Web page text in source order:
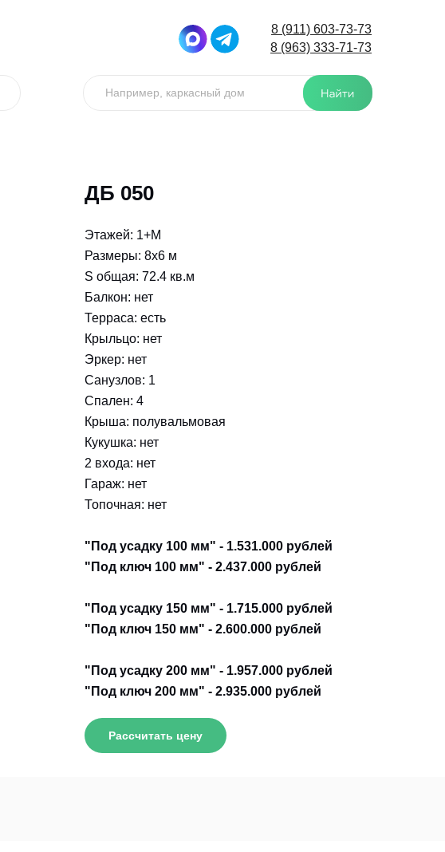
Например, каркасный дом
8 (911) 603-73-73
8 (963) 333-71-73
ДБ 050
Этажей: 1+М
Размеры: 8x6 м
S общая: 72.4 кв.м
Балкон: нет
Терраса: есть
Крыльцо: нет
Эркер: нет
Санузлов: 1
Спален: 4
Крыша: полувальмовая
Кукушка: нет
2 входа: нет
Гараж: нет
Топочная: нет
"Под усадку 100 мм" - 1.531.000 рублей
"Под ключ 100 мм" - 2.437.000 рублей
"Под усадку 150 мм" - 1.715.000 рублей
"Под ключ 150 мм" - 2.600.000 рублей
"Под усадку 200 мм" - 1.957.000 рублей
"Под ключ 200 мм" - 2.935.000 рублей
Рассчитать цену